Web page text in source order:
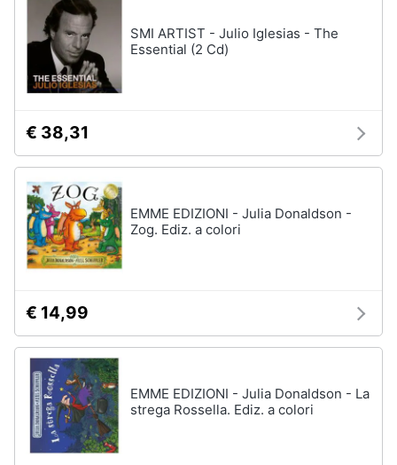
infanzia
Fotografia
Abbigliamento
Sport
Animali
Libri,
cd
dvd
Festività
musicali
Colonne
Sonore
Musica
Leggera
Musica
Jazz
Vedi
tutti
Personaggi
cristiano
ronaldo
contro
Sean
connery
SMI ARTIST - Julio Iglesias - The
Essential (2 Cd)
€ 38,31
EMME EDIZIONI - Julia Donaldson -
Zog. Ediz. a colori
€ 14,99
EMME EDIZIONI - Julia Donaldson - La
strega Rossella. Ediz. a colori